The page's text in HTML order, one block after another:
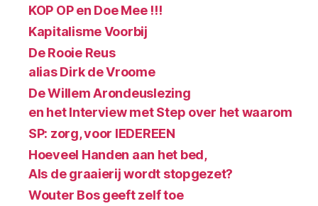
KOP OP en Doe Mee !!!
Kapitalisme Voorbij
De Rooie Reus
alias Dirk de Vroome
De Willem Arondeuslezing
en het Interview met Step over het waarom
SP: zorg, voor IEDEREEN
Hoeveel Handen aan het bed,
Als de graaierij wordt stopgezet?
Wouter Bos geeft zelf toe